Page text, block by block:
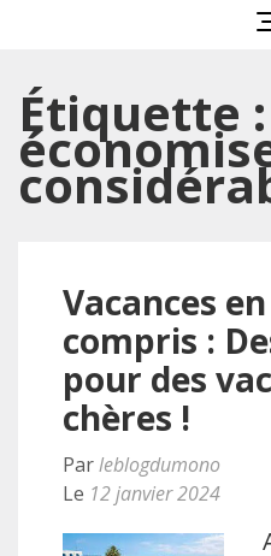
Étiquette :
Vacances
compris :
pour des
chères !
Parleblogdumono
Le 12 janvier 2024